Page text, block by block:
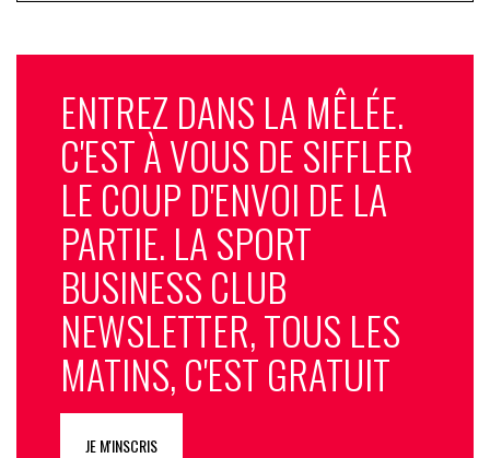
ENTREZ DANS LA MÊLÉE.
C'EST À VOUS DE SIFFLER
LE COUP D'ENVOI DE LA
PARTIE. LA SPORT
BUSINESS CLUB
NEWSLETTER, TOUS LES
MATINS, C'EST GRATUIT
JE M'INSCRIS